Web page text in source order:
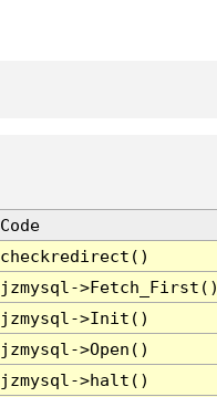
Code
checkredirect()
jzmysql-
jzmysql->Init()
jzmysql->Open()
jzmysql->halt()